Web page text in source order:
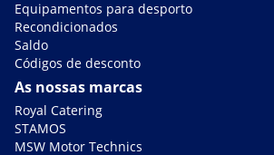
Equipamentos para desporto
Recondicionados
Saldo
Códigos de desconto
As nossas marcas
Royal Catering
STAMOS
MSW Motor Technics